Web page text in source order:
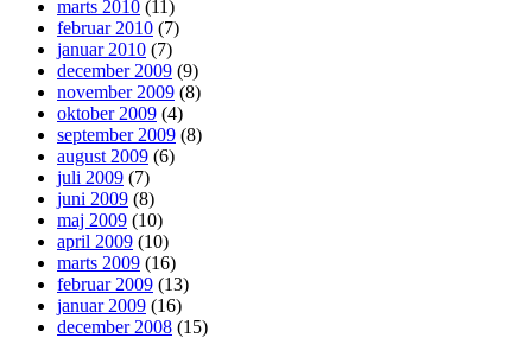
marts 2010 (11)
februar 2010 (7)
januar 2010 (7)
december 2009 (9)
november 2009 (8)
oktober 2009 (4)
september 2009 (8)
august 2009 (6)
juli 2009 (7)
juni 2009 (8)
maj 2009 (10)
april 2009 (10)
marts 2009 (16)
februar 2009 (13)
januar 2009 (16)
december 2008 (15)